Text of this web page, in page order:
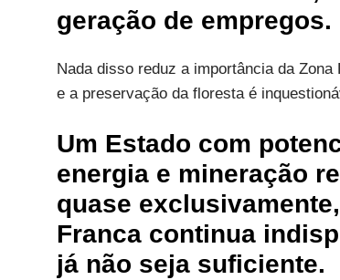
geração de empregos.
Nada disso reduz a importância da
e a preservação da floresta é
Um Estado com
energia e mineração
quase
Franca continua
já não seja suficiente.